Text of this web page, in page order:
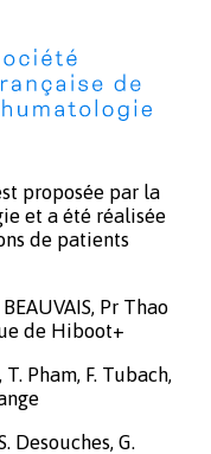
proposée par la
et a été réalisée
de patients
Pr Thao
de Hiboot+
T. Pham, F. Tubach,
Desouches, G.